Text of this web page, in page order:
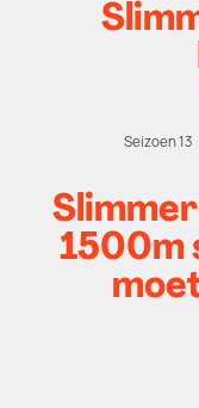
Seizoen 13
1500m